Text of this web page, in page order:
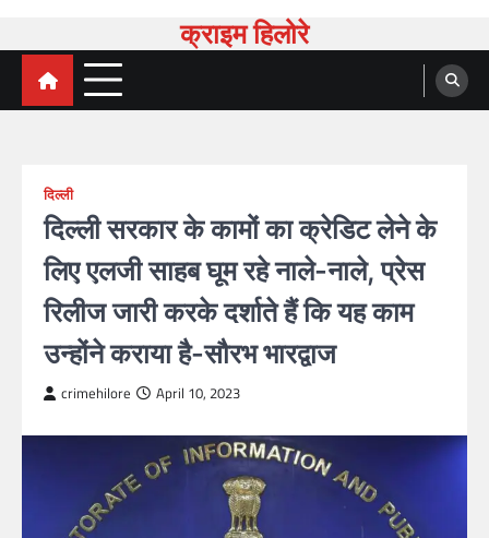
क्राइम हिलोरे
दिल्ली
दिल्ली सरकार के कामों का क्रेडिट लेने के
लिए एलजी साहब घूम रहे नाले-नाले, प्रेस
रिलीज जारी करके दर्शाते हैं कि यह काम
उन्होंने कराया है-सौरभ भारद्वाज
crimehilore April 10, 2023